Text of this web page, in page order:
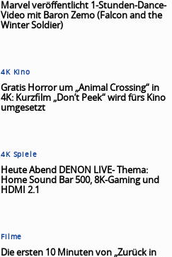
Marvel veröffentlicht 1-Stunden-Dance-
Video mit Baron Zemo (Falcon and the
Winter Soldier)
4K Kino
Gratis Horror um „Animal Crossing“ in
4K: Kurzfilm „Don’t Peek“ wird fürs Kino
umgesetzt
4K Spiele
Heute Abend DENON LIVE- Thema:
Home Sound Bar 500, 8K-Gaming und
HDMI 2.1
Filme
Die ersten 10 Minuten von „Zurück in